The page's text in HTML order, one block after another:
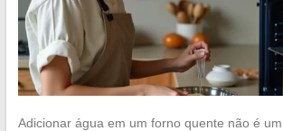
Adicionar água em um forno quente não é